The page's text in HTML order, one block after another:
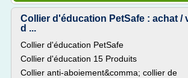
Collier d'éducation PetSafe : achat /
d ...
Collier d'éducation PetSafe
Collier d'éducation 15 Produits
Collier anti-aboiement&comma; collier de